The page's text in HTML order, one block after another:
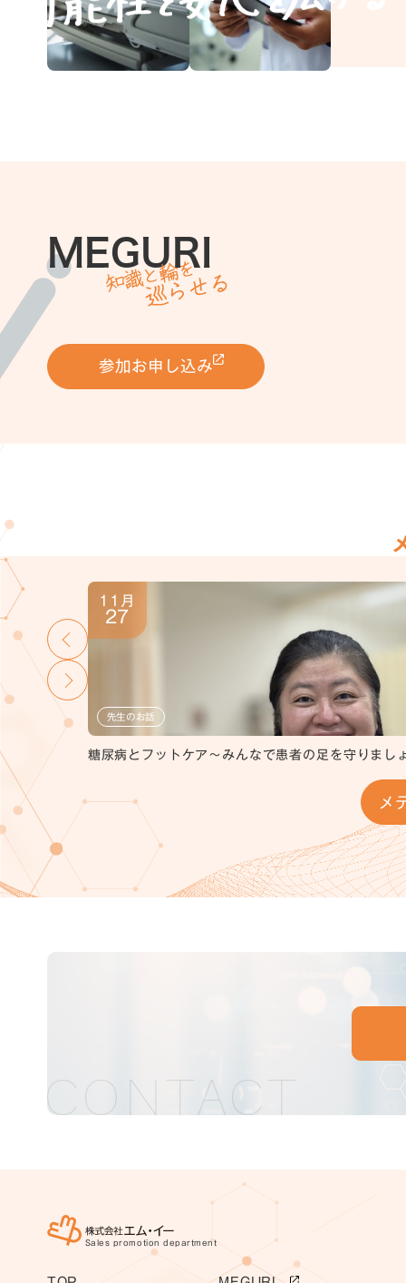
COMPANY
会社紹介
BUSINESS
事業紹介
MEDIA SITE
メディアサイトへ
MEGURI
参加お申し込み
11月
27
先生のお話
糖尿病とフットケア〜みんなで患者の足を守りまし
メ
CONTACT
Sales promotion department